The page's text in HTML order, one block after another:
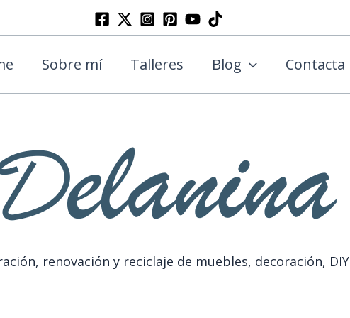
Sobre mí Talleres Blog Contacta
renovación y reciclaje de muebles, decoración, DIY
Buscar